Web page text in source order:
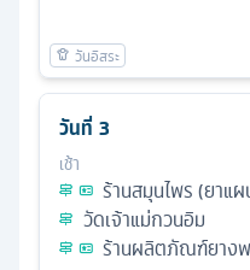
วันที่ 3
เช้า
ร้านสมุนไพร (ยาแ
วัดเจ้าแม่กวนอิม
ร้านผลิตภัณฑ์ยาง